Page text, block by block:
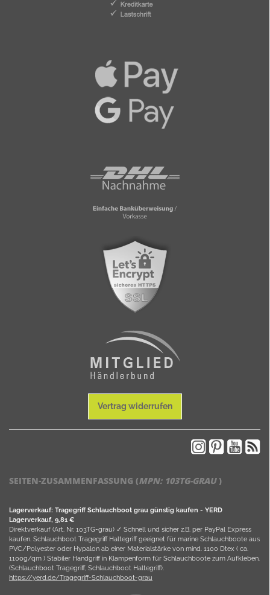
Vertrag widerrufen
SEITEN-ZUSAMMENFASSUNG (MPN: 103TG-GRAU)
Lagerverkauf: Tragegriff Schlauchboot grau günstig kaufen - YERD
Lagerverkauf, 9,81 €
Direktverkauf (Art. Nr. 103TG-grau) ✓ Schnell und sicher z.B. per PayPal Express
kaufen. Schlauchboot Tragegriff Haltegriff geeignet für marine Schlauchboote aus
PVC/Polyester oder Hypalon ab einer Materialstärke von mind. 1100 Dtex ( ca.
1100g/qm ) Stabiler Handgriff in Klampenform für Schlauchboote zum Aufkleben.
(Schlauchboot Tragegriff, Schlauchboot Haltegriff).
https://yerd.de/Tragegriff-Schlauchboot-grau